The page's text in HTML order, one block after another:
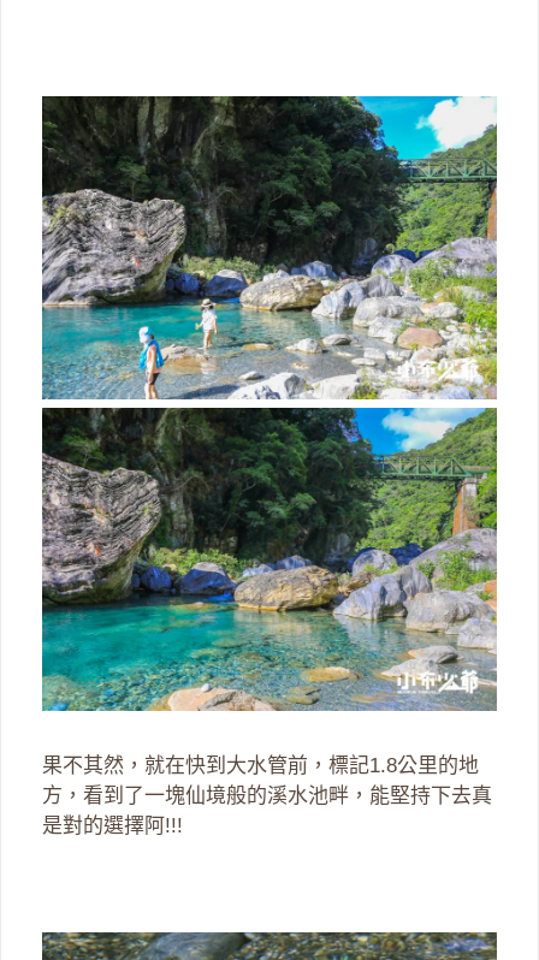
果不其然，就在快到大水管前，標記1.8公里的地
方，看到了一塊仙境般的溪水池畔，能堅持下去真
是對的選擇阿!!!